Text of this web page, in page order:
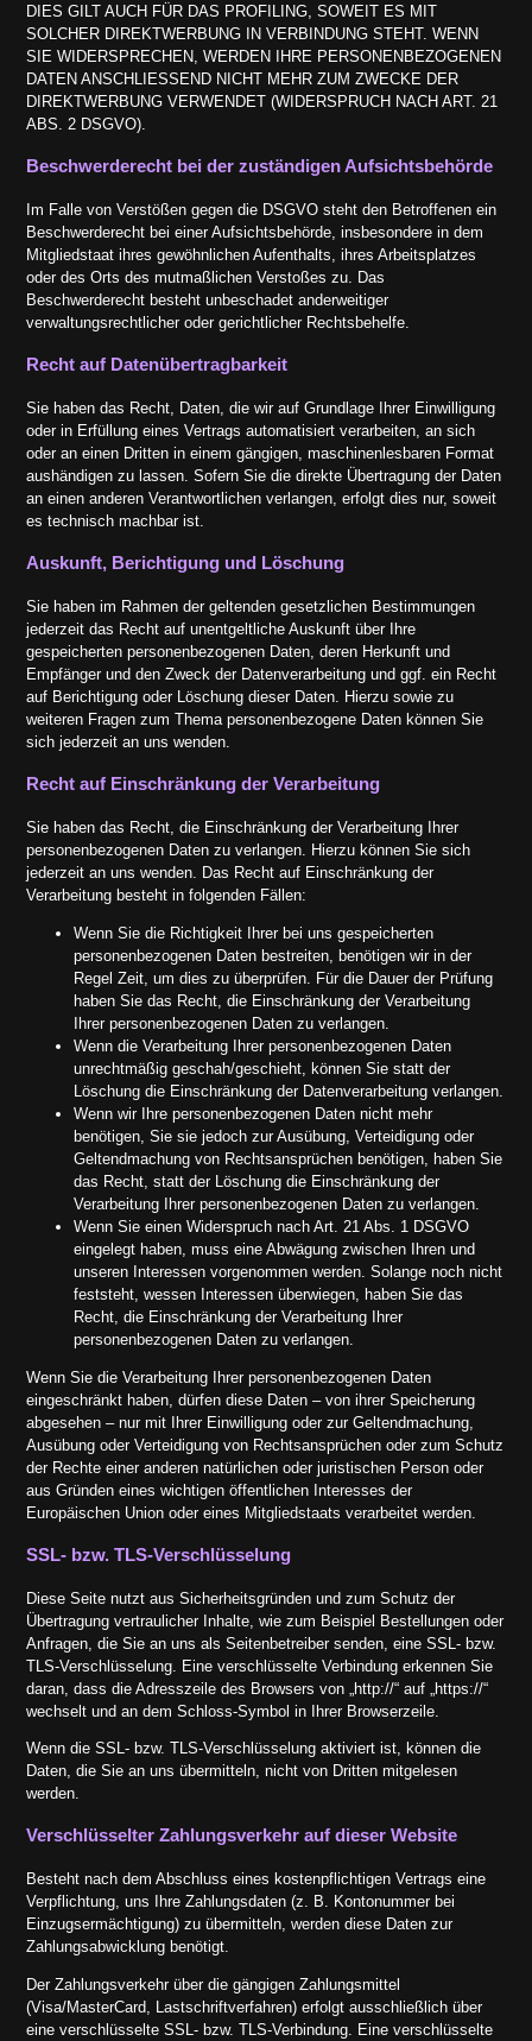
DIES GILT AUCH FÜR DAS PROFILING, SOWEIT ES MIT
SOLCHER DIREKTWERBUNG IN VERBINDUNG STEHT. WENN
SIE WIDERSPRECHEN, WERDEN IHRE PERSONENBEZOGENEN
DATEN ANSCHLIESSEND NICHT MEHR ZUM ZWECKE DER
DIREKTWERBUNG VERWENDET (WIDERSPRUCH NACH ART. 21
ABS. 2 DSGVO).
Beschwerde­recht bei der zuständigen Aufsichts­behörde
Im Falle von Verstößen gegen die DSGVO steht den Betroffenen ein
Beschwerderecht bei einer Aufsichtsbehörde, insbesondere in dem
Mitgliedstaat ihres gewöhnlichen Aufenthalts, ihres Arbeitsplatzes
oder des Orts des mutmaßlichen Verstoßes zu. Das
Beschwerderecht besteht unbeschadet anderweitiger
verwaltungsrechtlicher oder gerichtlicher Rechtsbehelfe.
Recht auf Daten­übertrag­barkeit
Sie haben das Recht, Daten, die wir auf Grundlage Ihrer Einwilligung
oder in Erfüllung eines Vertrags automatisiert verarbeiten, an sich
oder an einen Dritten in einem gängigen, maschinenlesbaren Format
aushändigen zu lassen. Sofern Sie die direkte Übertragung der Daten
an einen anderen Verantwortlichen verlangen, erfolgt dies nur, soweit
es technisch machbar ist.
Auskunft, Berichtigung und Löschung
Sie haben im Rahmen der geltenden gesetzlichen Bestimmungen
jederzeit das Recht auf unentgeltliche Auskunft über Ihre
gespeicherten personenbezogenen Daten, deren Herkunft und
Empfänger und den Zweck der Datenverarbeitung und ggf. ein Recht
auf Berichtigung oder Löschung dieser Daten. Hierzu sowie zu
weiteren Fragen zum Thema personenbezogene Daten können Sie
sich jederzeit an uns wenden.
Recht auf Einschränkung der Verarbeitung
Sie haben das Recht, die Einschränkung der Verarbeitung Ihrer
personenbezogenen Daten zu verlangen. Hierzu können Sie sich
jederzeit an uns wenden. Das Recht auf Einschränkung der
Verarbeitung besteht in folgenden Fällen:
Wenn Sie die Richtigkeit Ihrer bei uns gespeicherten
personenbezogenen Daten bestreiten, benötigen wir in der
Regel Zeit, um dies zu überprüfen. Für die Dauer der Prüfung
haben Sie das Recht, die Einschränkung der Verarbeitung
Ihrer personenbezogenen Daten zu verlangen.
Wenn die Verarbeitung Ihrer personenbezogenen Daten
unrechtmäßig geschah/geschieht, können Sie statt der
Löschung die Einschränkung der Datenverarbeitung verlangen.
Wenn wir Ihre personenbezogenen Daten nicht mehr
benötigen, Sie sie jedoch zur Ausübung, Verteidigung oder
Geltendmachung von Rechtsansprüchen benötigen, haben Sie
das Recht, statt der Löschung die Einschränkung der
Verarbeitung Ihrer personenbezogenen Daten zu verlangen.
Wenn Sie einen Widerspruch nach Art. 21 Abs. 1 DSGVO
eingelegt haben, muss eine Abwägung zwischen Ihren und
unseren Interessen vorgenommen werden. Solange noch nicht
feststeht, wessen Interessen überwiegen, haben Sie das
Recht, die Einschränkung der Verarbeitung Ihrer
personenbezogenen Daten zu verlangen.
Wenn Sie die Verarbeitung Ihrer personenbezogenen Daten
eingeschränkt haben, dürfen diese Daten – von ihrer Speicherung
abgesehen – nur mit Ihrer Einwilligung oder zur Geltendmachung,
Ausübung oder Verteidigung von Rechtsansprüchen oder zum Schutz
der Rechte einer anderen natürlichen oder juristischen Person oder
aus Gründen eines wichtigen öffentlichen Interesses der
Europäischen Union oder eines Mitgliedstaats verarbeitet werden.
SSL- bzw. TLS-Verschlüsselung
Diese Seite nutzt aus Sicherheitsgründen und zum Schutz der
Übertragung vertraulicher Inhalte, wie zum Beispiel Bestellungen oder
Anfragen, die Sie an uns als Seitenbetreiber senden, eine SSL- bzw.
TLS-Verschlüsselung. Eine verschlüsselte Verbindung erkennen Sie
daran, dass die Adresszeile des Browsers von „http://“ auf „https://“
wechselt und an dem Schloss-Symbol in Ihrer Browserzeile.
Wenn die SSL- bzw. TLS-Verschlüsselung aktiviert ist, können die
Daten, die Sie an uns übermitteln, nicht von Dritten mitgelesen
werden.
Verschlüsselter Zahlungsverkehr auf dieser Website
Besteht nach dem Abschluss eines kostenpflichtigen Vertrags eine
Verpflichtung, uns Ihre Zahlungsdaten (z. B. Kontonummer bei
Einzugsermächtigung) zu übermitteln, werden diese Daten zur
Zahlungsabwicklung benötigt.
Der Zahlungsverkehr über die gängigen Zahlungsmittel
(Visa/MasterCard, Lastschriftverfahren) erfolgt ausschließlich über
eine verschlüsselte SSL- bzw. TLS-Verbindung. Eine verschlüsselte